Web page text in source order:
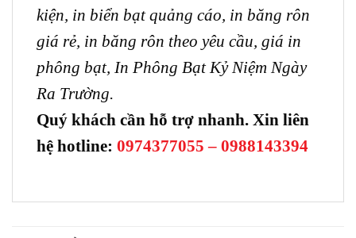
kiện, in biển bạt quảng cáo, in băng rôn
giá rẻ, in băng rôn theo yêu cầu, giá in
phông bạt, In Phông Bạt Kỷ Niệm Ngày
Ra Trường.
Quý khách cần hỗ trợ nhanh. Xin liên
hệ hotline: 0974377055 – 0988143394